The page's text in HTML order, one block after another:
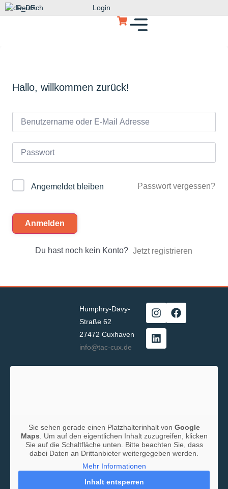
Deutsch Login
Hallo, willkommen zurück!
Angemeldet bleiben Passwort vergessen?
Anmelden
Du hast noch kein Konto? Jetzt registrieren
Humphry-Davy-
Straße 62
27472 Cuxhaven
info@tac-cux.de
Sie sehen gerade einen Platzhalterinhalt von Google
Maps . Um auf den eigentlichen Inhalt zuzugreifen, klicken
Sie auf die Schaltfläche unten. Bitte beachten Sie, dass
dabei Daten an Drittanbieter weitergegeben werden.
Mehr Informationen
Inhalt entsperren